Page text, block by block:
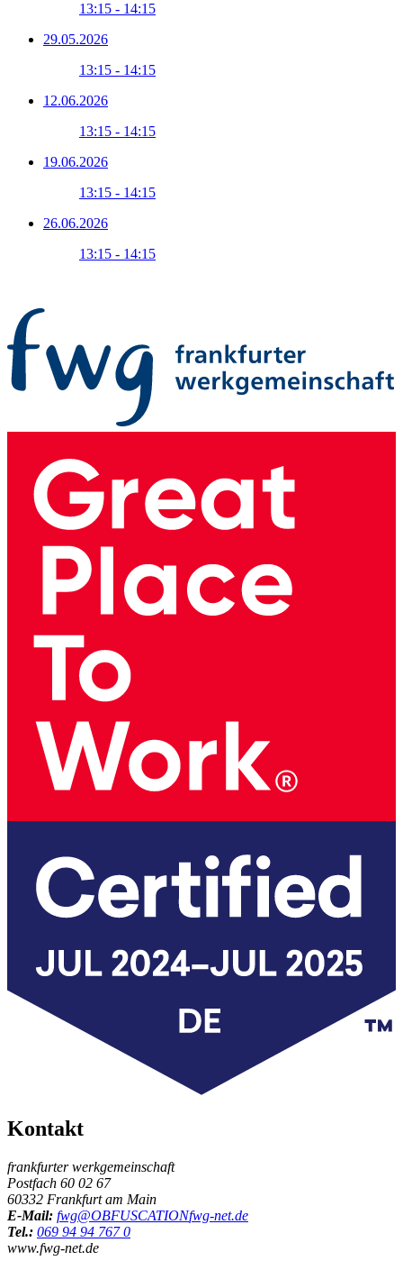
13:15 - 14:15
29.05.2026
13:15 - 14:15
12.06.2026
13:15 - 14:15
19.06.2026
13:15 - 14:15
26.06.2026
13:15 - 14:15
Kontakt
frankfurter werkgemeinschaft
Postfach 60 02 67
60332 Frankfurt am Main
E-Mail: fwg@OBFUSCATIONfwg-net.de
Tel.: 069 94 94 767 0
www.fwg-net.de